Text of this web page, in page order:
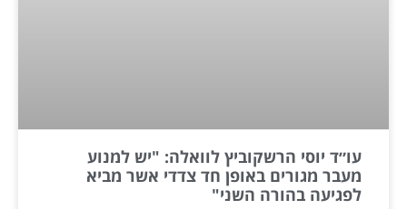
עו״ד יוסי הרשקוביץ לוואלה: "יש למנוע
מעבר מגורים באופן חד צדדי אשר מביא
לפגיעה בהורה השני"